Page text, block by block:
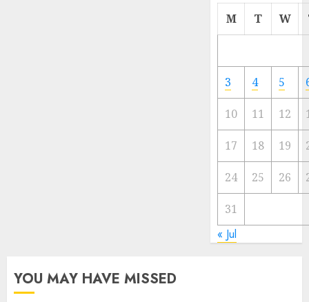
Cermin
Ibu
Kota
23/11/
M T W
3 4 5
10 11 12
17 18 19
24 25 26
31
« Jul
YOU MAY HAVE MISSED